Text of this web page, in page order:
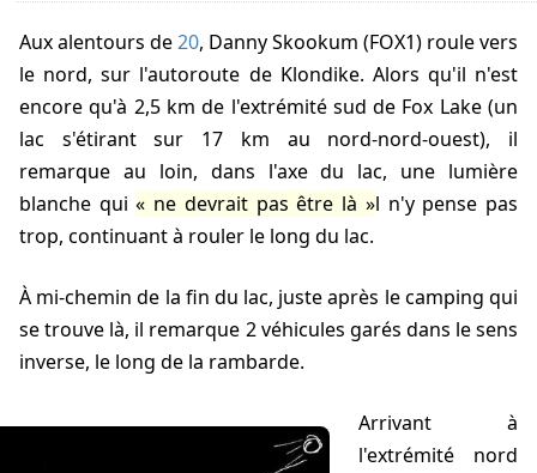
Aux alentours de20, Danny Skookum (FOX1) roule vers
le nord, sur l'autoroute de Klondike. Alors qu'il n'est
encore qu'à 2,5 km de l'extrémité sud de Fox Lake (un
lac s'étirant sur 17 km au nord-nord-ouest), il
remarque au loin, dans l'axe du lac, une lumière
blanche qui
ne devrait pas être là
l n'y pense pas
trop, continuant à rouler le long du lac.
À mi-chemin de la fin du lac, juste après le camping qui
se trouve là, il remarque 2 véhicules garés dans le sens
inverse, le long de la rambarde.
Arrivant à
l'extrémité nord